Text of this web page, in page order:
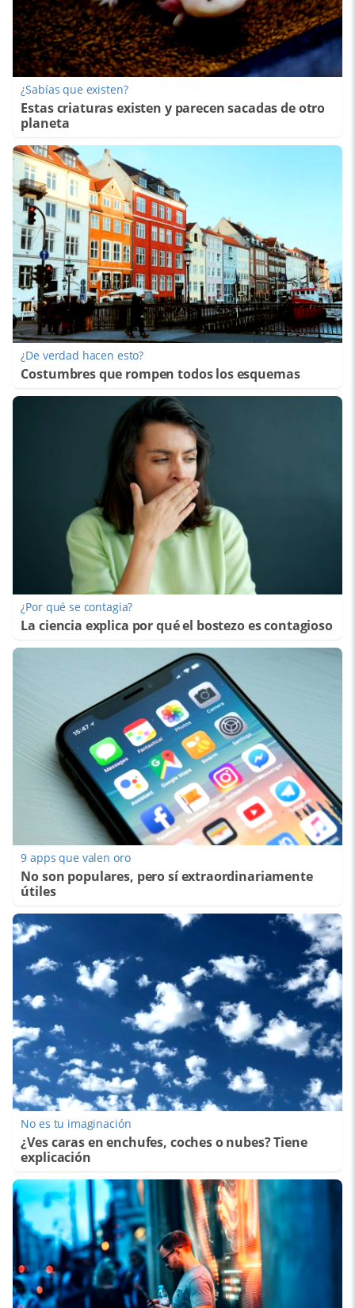
¿Sabías que existen?
Estas criaturas existen y parecen sacadas de otro
planeta
¿De verdad hacen esto?
Costumbres que rompen todos los esquemas
¿Por qué se contagia?
La ciencia explica por qué el bostezo es contagioso
9 apps que valen oro
No son populares, pero sí extraordinariamente
útiles
No es tu imaginación
¿Ves caras en enchufes, coches o nubes? Tiene
explicación